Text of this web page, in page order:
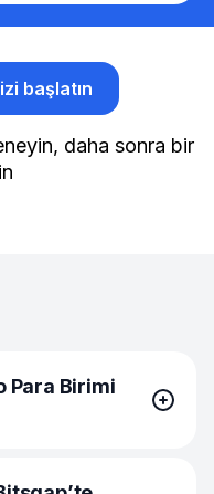
başlatın
daha sonra bir
Para Birimi
varlığınızı